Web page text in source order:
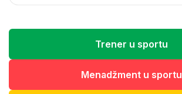
Trener u sportu
Menadžment u sportu